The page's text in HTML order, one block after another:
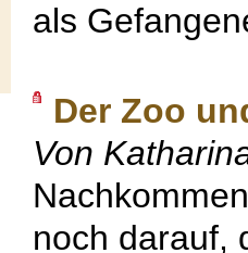
als
Der Zoo
Von
noch darauf,